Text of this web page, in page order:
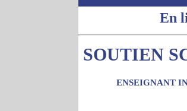
En
SOUTIEN
ENSEIGNANT